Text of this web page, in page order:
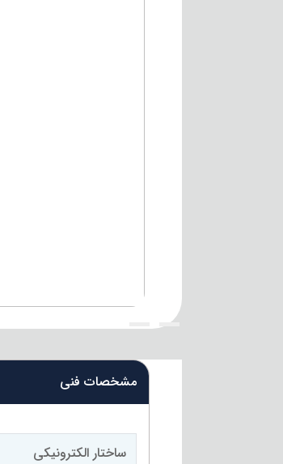
{title}
{title}
مشخصات فنی
ساختار الکترونیکی